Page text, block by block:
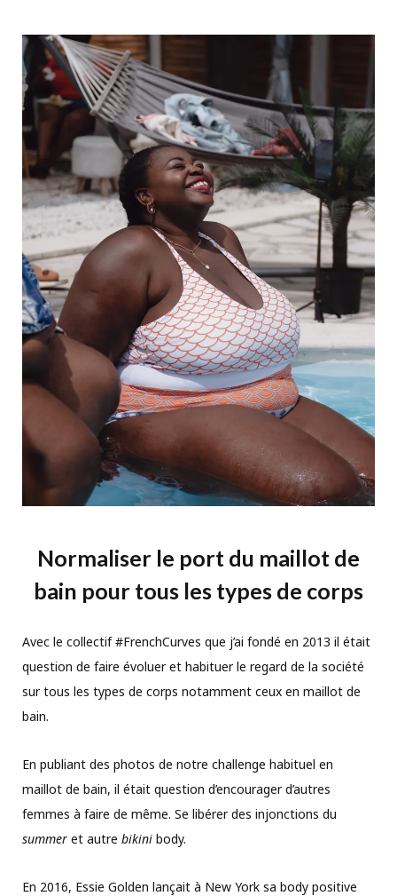
Normaliser le port du maillot de
bain pour tous les types de corps
Avec le collectif #FrenchCurves que j’ai fondé en 2013 il était
question de faire évoluer et habituer le regard de la société
sur tous les types de corps notamment ceux en maillot de
bain.
En publiant des photos de notre challenge habituel en
maillot de bain, il était question d’encourager d’autres
femmes à faire de même. Se libérer des injonctions du
summer et autre bikini body.
En 2016, Essie Golden lançait à New York sa body positive